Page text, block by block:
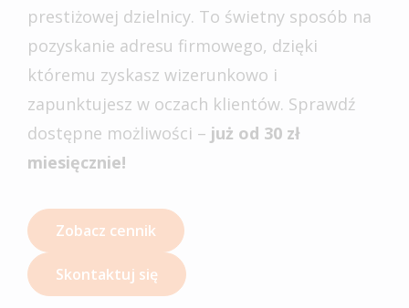
prestiżowej dzielnicy. To świetny sposób na
pozyskanie adresu firmowego, dzięki
któremu zyskasz wizerunkowo i
zapunktujesz w oczach klientów. Sprawdź
dostępne możliwości – już od 30 zł
miesięcznie!
Zobacz cennik
Skontaktuj się